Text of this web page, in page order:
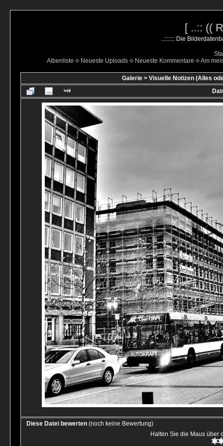
[ ..:: ((
..::::::: Die
Albenliste
Neueste Uploads Neueste Kommentare Am
Galerie> Visuelle Notizen (Alles
Diese Datei bewerten (noch keine Bewertung)
Halten Sie die Maus über